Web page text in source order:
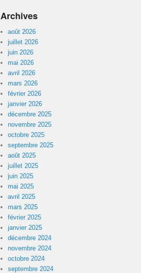
Archives
août 2026
juillet 2026
juin 2026
mai 2026
avril 2026
mars 2026
février 2026
janvier 2026
décembre 2025
novembre 2025
octobre 2025
septembre 2025
août 2025
juillet 2025
juin 2025
mai 2025
avril 2025
mars 2025
février 2025
janvier 2025
décembre 2024
novembre 2024
octobre 2024
septembre 2024